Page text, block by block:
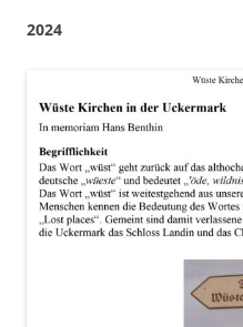
2024